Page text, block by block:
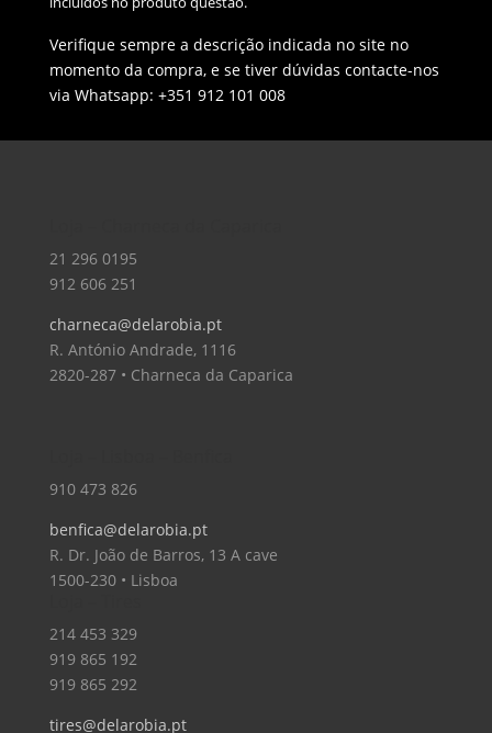
Verifique sempre a descrição indicada no site no
momento da compra, e se tiver dúvidas contacte-nos
via Whatsapp: +351 912 101 008
21 296 0195
912 606 251
charneca@delarobia.pt
R. António Andrade, 1116
2820-287 • Charneca da Caparica
910 473 826
benfica@delarobia.pt
R. Dr. João de Barros, 13 A cave
1500-230 • Lisboa
214 453 329
919 865 192
919 865 292
tires@delarobia.pt